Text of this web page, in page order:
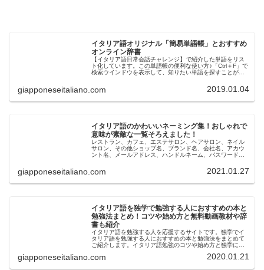
イタリア語オリジナル「簡易単語帳」とおすすめ
オンライン辞書
【イタリア語日常会話チャレンジ】で紹介した単語をリス
ト化しています。この単語帳の便利な使い方♪「Ctrl＋F」で
検索ウインドウを表示して、知りたい単語を探すことがで
giapponeseitaliano.com 2019.01.04
イタリア語のかわいいネーミング集！おしゃれで
意味が素敵な一覧そろえました！
レストラン、カフェ、エステサロン、ヘアサロン、ネイル
サロン、その他ショップ名、ブランド名、会社名、アカウ
ント名、メールアドレス、ハンドルネーム、パスワード、
giapponeseitaliano.com 2021.01.27
イタリア語を独学で勉強する人におすすめの本と
勉強法まとめ！コツや始め方と無料動画教材や辞
書も紹介
イタリア語を勉強する人を応援するサイトです。独学でイ
タリア語を勉強する人におすすめの本と勉強法をまとめて
ご紹介します。イタリア語勉強のコツや始め方と独学にお
紹介します！イタリア語を勉強した...
giapponeseitaliano.com 2020.01.21